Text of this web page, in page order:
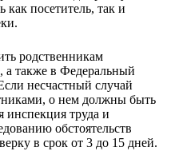
родственникам
а также в Федеральный
несчастный случай
о нем должны быть
инспекция труда и
обстоятельств
в срок от 3 до 15 дней.